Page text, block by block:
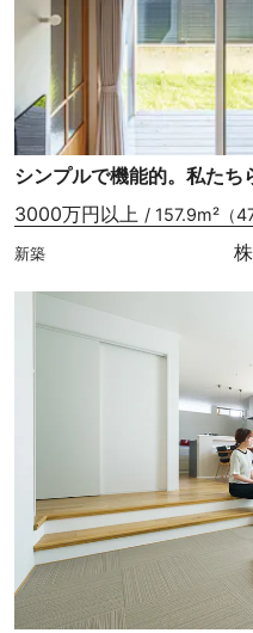
シンプルで機能的。私たち
3000万円以上 / 157.9m²（
新築